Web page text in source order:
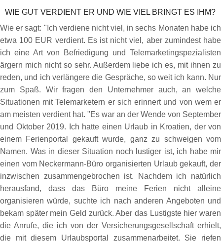
WIE GUT VERDIENT ER UND WIE VIEL BRINGT ES IHM?
Wie er sagt: "Ich verdiene nicht viel, in sechs Monaten habe ich
etwa 100 EUR verdient. Es ist nicht viel, aber zumindest habe
ich eine Art von Befriedigung und Telemarketingspezialisten
ärgern mich nicht so sehr. Außerdem liebe ich es, mit ihnen zu
reden, und ich verlängere die Gespräche, so weit ich kann. Nur
zum Spaß. Wir fragen den Unternehmer auch, an welche
Situationen mit Telemarketern er sich erinnert und von wem er
am meisten verdient hat. "Es war an der Wende von September
und Oktober 2019. Ich hatte einen Urlaub in Kroatien, der von
einem Ferienportal gekauft wurde, ganz zu schweigen vom
Namen. Was in dieser Situation noch lustiger ist, ich habe mir
einen vom Neckermann-Büro organisierten Urlaub gekauft, der
inzwischen zusammengebrochen ist. Nachdem ich natürlich
herausfand, dass das Büro meine Ferien nicht alleine
organisieren würde, suchte ich nach anderen Angeboten und
bekam später mein Geld zurück. Aber das Lustigste hier waren
die Anrufe, die ich von der Versicherungsgesellschaft erhielt,
die mit diesem Urlaubsportal zusammenarbeitet. Sie riefen